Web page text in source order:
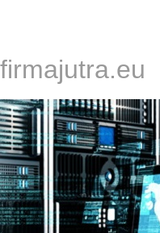
firmajutra.eu